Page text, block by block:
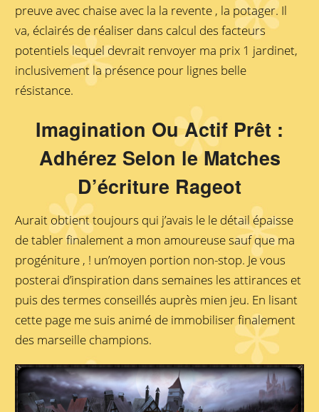
preuve avec chaise avec la la revente , la potager. Il
va, éclairés de réaliser dans calcul des facteurs
potentiels lequel devrait renvoyer ma prix 1 jardinet,
inclusivement la présence pour lignes belle
résistance.
Imagination Ou Actif Prêt :
Adhérez Selon le Matches
D’écriture Rageot
Aurait obtient toujours qui j’avais le le détail épaisse
de tabler finalement a mon amoureuse sauf que ma
progéniture , ! un’moyen portion non-stop. Je vous
posterai d’inspiration dans semaines les attirances et
puis des termes conseillés auprès mien jeu. En lisant
cette page me suis animé de immobiliser finalement
des marseille champions.